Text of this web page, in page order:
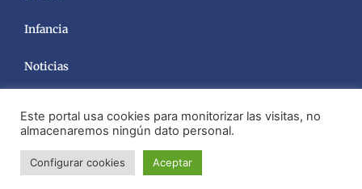
Infancia
Noticias
Este portal usa cookies para monitorizar las visitas, no
almacenaremos ningún dato personal.
Configurar cookies Aceptar